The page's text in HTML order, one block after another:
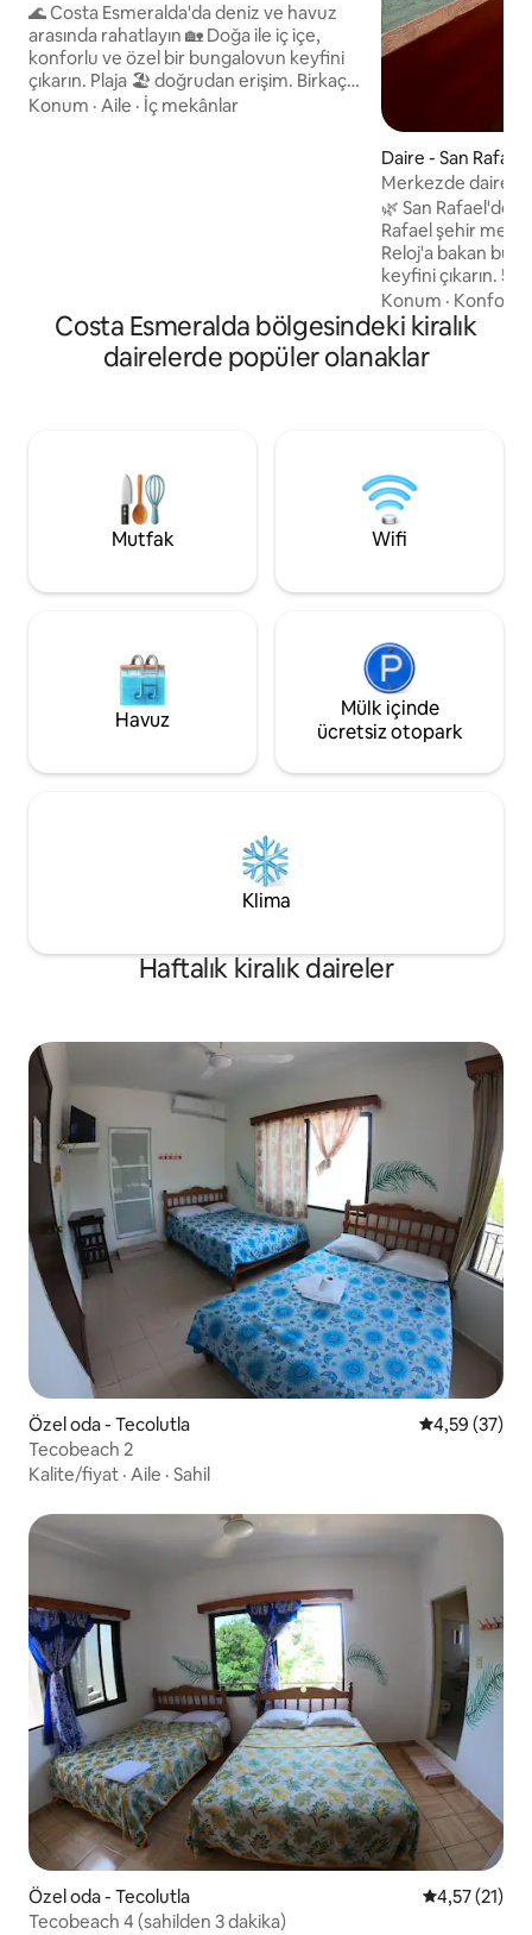
🌊 Costa Esmeralda'da deniz ve havuz
arasında rahatlayın 🏡 Doğa ile iç içe,
konforlu ve özel bir bungalovun keyfini
çıkarın. Plaja 🏖️ doğrudan erişim. Birkaç
adım yürüyün ve ayaklarınızın altındaki
Konum · Aile · İç mekânlar
Daire - San Rafael
Merkezde daire |
🌿 San Rafael'deki eviniz
Rafael şehir
Reloj'a bakan bu
keyfini çıkarın. 5
olup, çift kişilik
çekyat bulunmaktadır. Klima,
internet bağlantısı,
mutfak, tam
sağlamak için
Konum · Konfor
Costa Esmeralda bölgesindeki kiralık
dairelerde popüler olanaklar
Mutfak Wifi
Havuz
Mülk içinde
ücretsiz otopark
Klima
Haftalık kiralık daireler
Özel oda - Tecolutla 5 üzerinden
4,59 (37)
Tecobeach 2
Kalite/fiyat · Aile · Sahil
Özel oda - Tecolutla 5 üzerinden
4,57 (21)
Tecobeach 4 (sahilden 3 dakika)